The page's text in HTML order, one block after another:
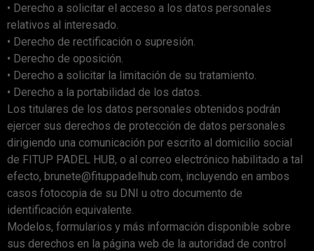
• Derecho a solicitar el acceso a los datos personales
relativos al interesado.
• Derecho de rectificación o supresión.
• Derecho de oposición.
• Derecho a solicitar la limitación de su tratamiento.
• Derecho a la portabilidad de los datos.
Los titulares de los datos personales obtenidos podrán
ejercer sus derechos de protección de datos personales
dirigiendo una comunicación por escrito al domicilio social
de FITUP PADEL HUB, o al correo electrónico habilitado a tal
efecto, brunete@fituppadelhub.com, incluyendo en ambos
casos fotocopia de su DNI u otro documento de
identificación equivalente.
Modelos, formularios y más información disponible sobre
sus derechos en la página web de la autoridad de control